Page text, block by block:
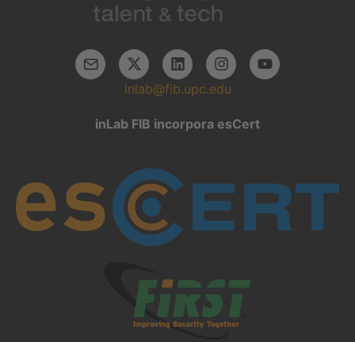
inlab@fib.upc.edu
inLab FIB incorpora esCert